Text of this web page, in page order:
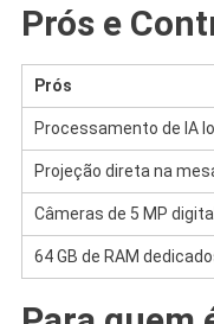
Prós e
Prós
Processamento de IA
Projeção direta na
Câmeras de 5 MP
64 GB de RAM